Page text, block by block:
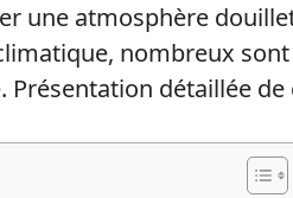
une atmosphère
nombreux
détaillée